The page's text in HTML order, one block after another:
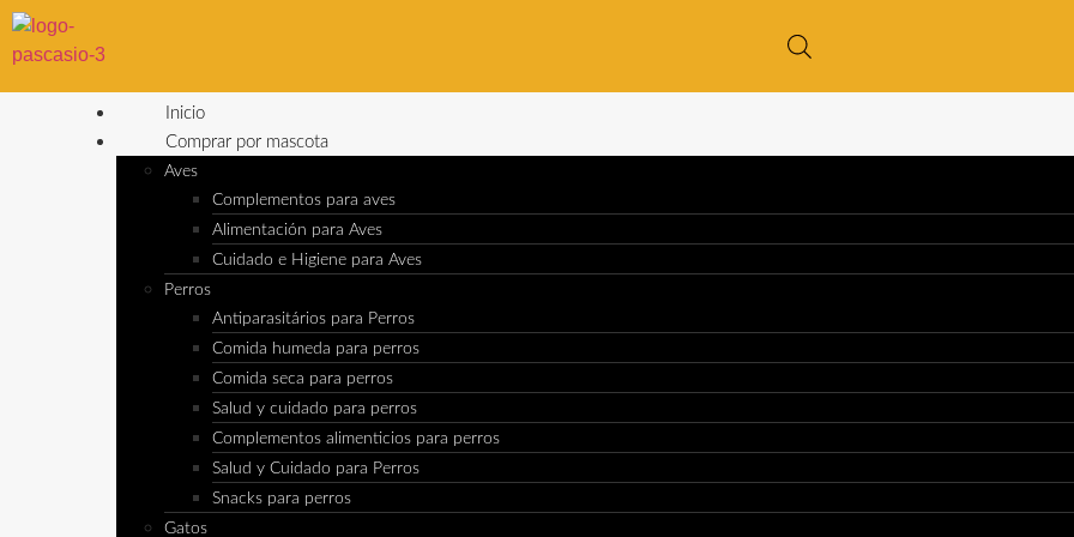
Inicio
Comprar por mascota
Aves
Complementos para aves
Alimentación para Aves
Cuidado e Higiene para Aves
Perros
Antiparasitários para Perros
Comida humeda para perros
Comida seca para perros
Salud y cuidado para perros
Complementos alimenticios para perros
Salud y Cuidado para Perros
Snacks para perros
Gatos